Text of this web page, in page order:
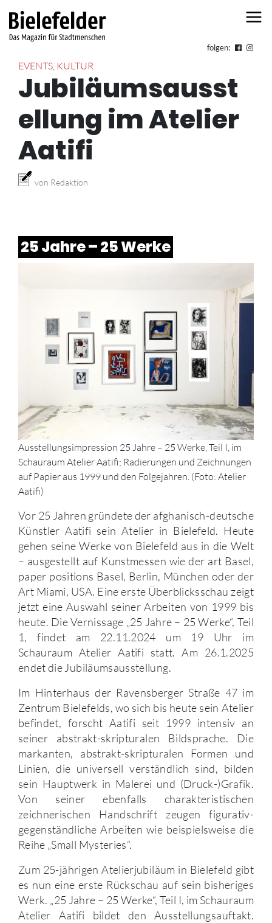
folgen:
EVENTS, KULTUR
Jubiläumsausst
ellung im Atelier
Aatifi
von Redaktion
25 Jahre – 25 Werke
Ausstellungsimpression 25 Jahre – 25 Werke, Teil I, im
Schauraum Atelier Aatifi; Radierungen und Zeichnungen
auf Papier aus 1999 und den Folgejahren. (Foto: Atelier
Aatifi)
Vor 25 Jahren gründete der afghanisch-deutsche
Künstler Aatifi sein Atelier in Bielefeld. Heute
gehen seine Werke von Bielefeld aus in die Welt
– ausgestellt auf Kunstmessen wie der art Basel,
paper positions Basel, Berlin, München oder der
Art Miami, USA. Eine erste Überblicksschau zeigt
jetzt eine Auswahl seiner Arbeiten von 1999 bis
heute. Die Vernissage „25 Jahre – 25 Werke“, Teil
1, findet am 22.11.2024 um 19 Uhr im
Schauraum Atelier Aatifi statt. Am 26.1.2025
endet die Jubiläumsausstellung.
Im Hinterhaus der Ravensberger Straße 47 im
Zentrum Bielefelds, wo sich bis heute sein Atelier
befindet, forscht Aatifi seit 1999 intensiv an
seiner abstrakt-skripturalen Bildsprache. Die
markanten, abstrakt-skripturalen Formen und
Linien, die universell verständlich sind, bilden
sein Hauptwerk in Malerei und (Druck-)Grafik.
Von seiner ebenfalls charakteristischen
zeichnerischen Handschrift zeugen figurativ-
gegenständliche Arbeiten wie beispielsweise die
Reihe „Small Mysteries“.
Zum 25-jährigen Atelierjubiläum in Bielefeld gibt
es nun eine erste Rückschau auf sein bisheriges
Werk. „25 Jahre – 25 Werke“, Teil I, im Schauraum
Atelier Aatifi bildet den Ausstellungsauftakt.